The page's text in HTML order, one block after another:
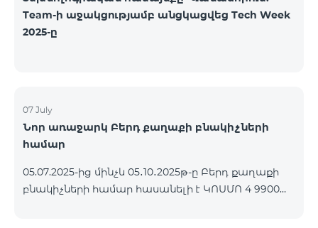
Team-ի աջակցությամբ անցկացվեց Tech Week
2025-ը
07 July
Նոր առաջարկ Բերդ քաղաքի բնակիչների
համար
05.07.2025-ից մինչև 05․10․2025թ-ը Բերդ քաղաքի
բնակիչների համար հասանելի է ԿՈՍՄՈ 4 9900